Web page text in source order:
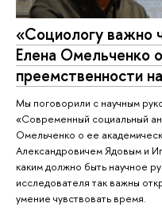
«Социологу важно
Елена Омельченко
преемственности
Мы поговорили с научным
«Современный социальный
Омельченко о ее
Александровичем Ядовым и
каким должно быть научное
исследователя так важны
умение чувствовать время.